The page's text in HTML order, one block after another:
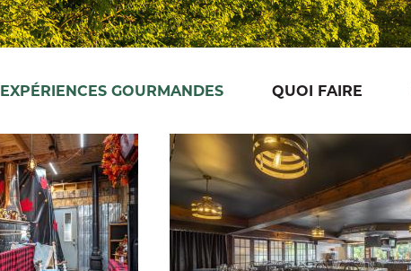
EXPÉRIENCES GOURMANDES QUOI FAIRE